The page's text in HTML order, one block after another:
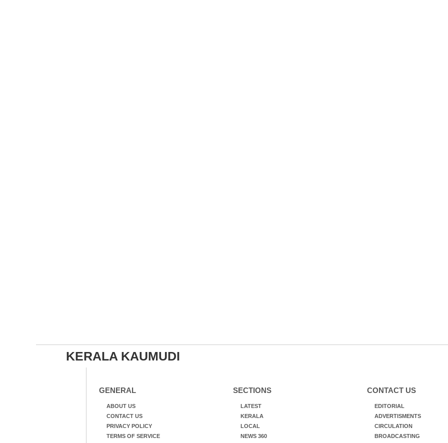
KERALA KAUMUDI
GENERAL
ABOUT US
CONTACT US
PRIVACY POLICY
TERMS OF SERVICE
SECTIONS
LATEST
KERALA
LOCAL
NEWS 360
CONTACT US
EDITORIAL
ADVERTISMENTS
CIRCULATION
BROADCASTING